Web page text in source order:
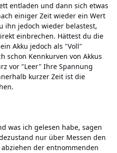
entladen und dann sich etwas
einiger Zeit wieder ein Wert
ihn jedoch wieder belastest,
einbrechen. Hättest du die
Akku jedoch als "Voll"
schon Kennkurven von Akkus
vor "Leer" Ihre Spannung
kurzer Zeit ist die
was ich gelesen habe, sagen
nur über Messen den
der entnommenden